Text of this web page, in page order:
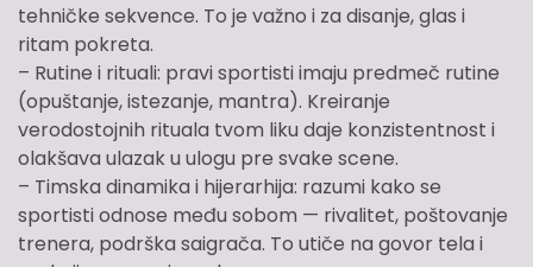
tehničke sekvence. To je važno i za disanje, glas i
ritam pokreta.
– Rutine i rituali: pravi sportisti imaju predmeč rutine
(opuštanje, istezanje, mantra). Kreiranje
verodostojnih rituala tvom liku daje konzistentnost i
olakšava ulazak u ulogu pre svake scene.
– Timska dinamika i hijerarhija: razumi kako se
sportisti odnose među sobom — rivalitet, poštovanje
trenera, podrška saigrača. To utiče na govor tela i